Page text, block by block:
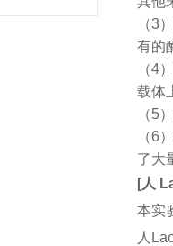
（3
有的
（4
载体
（5
（6
了大
[人
本实
人